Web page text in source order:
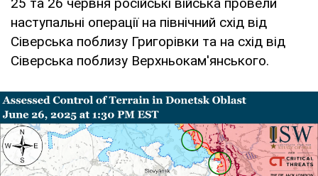
наступальні операції на північний схід від
Сіверська поблизу Григорівки та на схід від
Сіверська поблизу Верхньокам'янського.